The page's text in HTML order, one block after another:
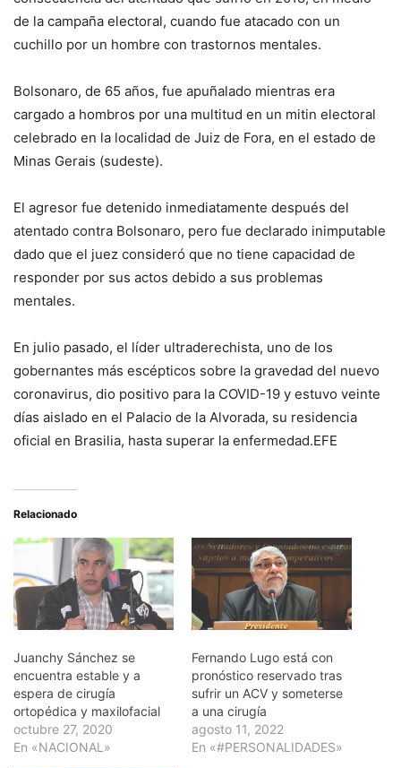
de la campaña electoral, cuando fue atacado con un
cuchillo por un hombre con trastornos mentales.
Bolsonaro, de 65 años, fue apuñalado mientras era
cargado a hombros por una multitud en un mitin electoral
celebrado en la localidad de Juiz de Fora, en el estado de
Minas Gerais (sudeste).
El agresor fue detenido inmediatamente después del
atentado contra Bolsonaro, pero fue declarado inimputable
dado que el juez consideró que no tiene capacidad de
responder por sus actos debido a sus problemas
mentales.
En julio pasado, el líder ultraderechista, uno de los
gobernantes más escépticos sobre la gravedad del nuevo
coronavirus, dio positivo para la COVID-19 y estuvo veinte
días aislado en el Palacio de la Alvorada, su residencia
oficial en Brasilia, hasta superar la enfermedad.EFE
Relacionado
Juanchy Sánchez se
encuentra estable y a
espera de cirugía
ortopédica y maxilofacial
octubre 27, 2020
En «NACIONAL»
Fernando Lugo está con
pronóstico reservado tras
sufrir un ACV y someterse
a una cirugía
agosto 11, 2022
En «#PERSONALIDADES»